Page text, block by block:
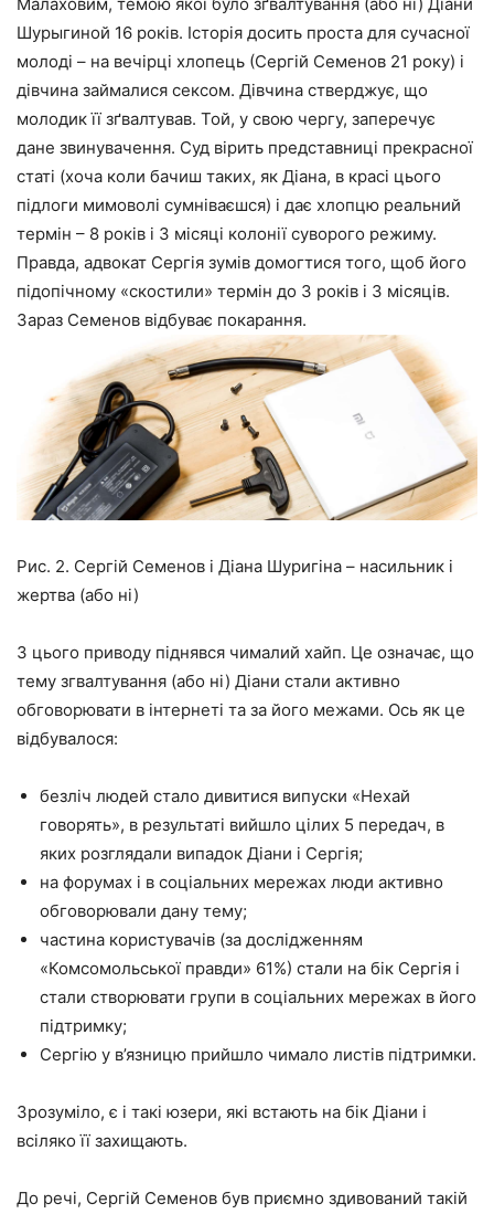
Шурыгиной 16 років. Історія досить проста для сучасної
молоді – на вечірці хлопець (Сергій Семенов 21 року) і
дівчина займалися сексом. Дівчина стверджує, що
молодик її зґвалтував. Той, у свою чергу, заперечує
дане звинувачення. Суд вірить представниці прекрасної
статі (хоча коли бачиш таких, як Діана, в красі цього
підлоги мимоволі сумніваєшся) і дає хлопцю реальний
термін – 8 років і 3 місяці колонії суворого режиму.
Правда, адвокат Сергія зумів домогтися того, щоб його
підопічному «скостили» термін до 3 років і 3 місяців.
Зараз Семенов відбуває покарання.
Рис. 2. Сергій Семенов і Діана Шуригіна – насильник і
жертва (або ні)
З цього приводу піднявся чималий хайп. Це означає, що
тему згвалтування (або ні) Діани стали активно
обговорювати в інтернеті та за його межами. Ось як це
відбувалося:
безліч людей стало дивитися випуски «Нехай
говорять», в результаті вийшло цілих 5 передач, в
яких розглядали випадок Діани і Сергія;
на форумах і в соціальних мережах люди активно
обговорювали дану тему;
частина користувачів (за дослідженням
«Комсомольської правди» 61%) стали на бік Сергія і
стали створювати групи в соціальних мережах в його
підтримку;
Сергію у в’язницю прийшло чимало листів підтримки.
Зрозуміло, є і такі юзери, які встають на бік Діани і
всіляко її захищають.
До речі, Сергій Семенов був приємно здивований такій